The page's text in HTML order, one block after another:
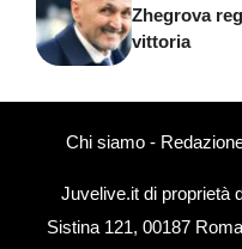
Zhegrova
vittoria
Chi siamo-
Juvelive.it di proprietà
Sistina 121, 00187